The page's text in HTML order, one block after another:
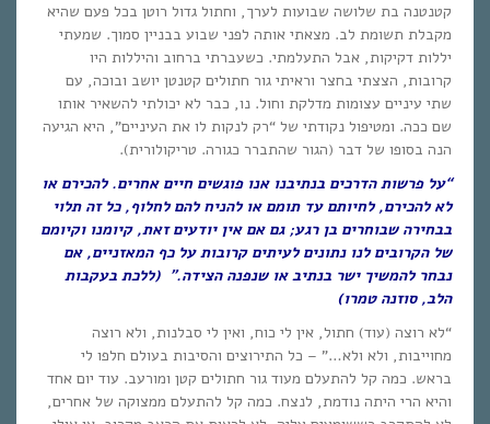
קטנטנה בת שלושה שבועות לערך, וחתול גדול רוטן בכל פעם שהיא
מקבלת תשומת לב. מצאתי אותה לפני שבוע בבניין סמוך. שמעתי
יללות דקיקות, אבל התעלמתי. כשעברתי ברחוב והיללות היו
קרובות, הצצתי בחצר וראיתי גור חתולים קטנטן יושב ובוכה, עם
שתי עיניים עצומות מדלקת וחול. נו, כבר לא יכולתי להשאיר אותו
שם ככה. ומטיפול נקודתי של “רק לנקות לו את העיניים”, היא הגיעה
הנה בסופו של דבר (הגור שהתברר כגורה. טריקולורית).
“על פרשות הדרכים בנתיבנו אנו פוגשים חיים אחרים. להכירם או
לא להכירם, לחיותם עד תומם או להניח להם לחלוף, כל זה תלוי
בבחירה שבוחרים בן רגע; גם אם אין יודעים זאת, קיומנו וקיומם
של הקרובים לנו נתונים לעיתים קרובות על כף המאזניים, אם
נבחר להמשיך ישר בנתיב או שנפנה הצידה.” (ללכת בעקבות
הלב, סוזנה טמרו)
“לא רוצה (עוד) חתול, אין לי כוח, ואין לי סבלנות, ולא רוצה
מחוייבות, ולא ולא…” – כל התירוצים והסיבות בעולם חלפו לי
בראש. כמה קל להתעלם מעוד גור חתולים קטן ומורעב. עוד יום אחד
והיא הרי היתה נודמת, לנצח. כמה קל להתעלם ממצוקה של אחרים,